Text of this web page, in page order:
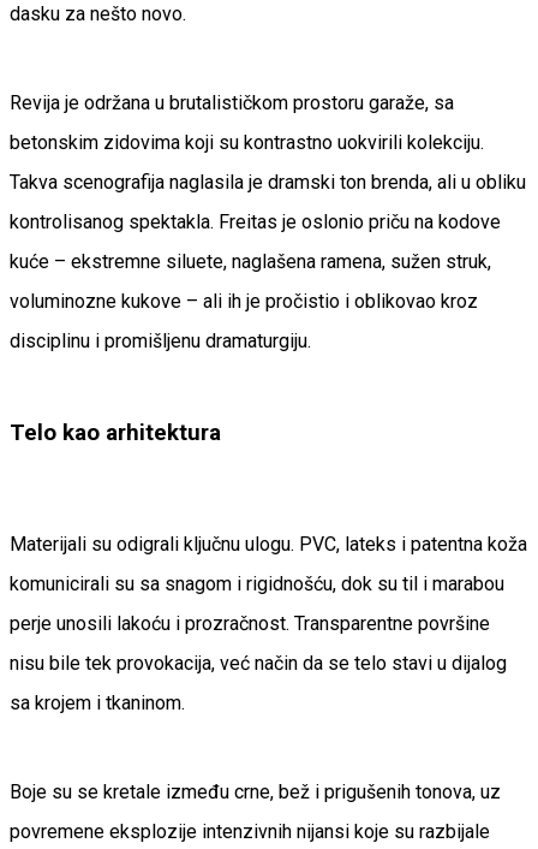
dasku za nešto novo.
Revija je održana u brutalističkom prostoru garaže, sa
betonskim zidovima koji su kontrastno uokvirili kolekciju.
Takva scenografija naglasila je dramski ton brenda, ali u obliku
kontrolisanog spektakla. Freitas je oslonio priču na kodove
kuće – ekstremne siluete, naglašena ramena, sužen struk,
voluminozne kukove – ali ih je pročistio i oblikovao kroz
disciplinu i promišljenu dramaturgiju.
Telo kao arhitektura
Materijali su odigrali ključnu ulogu. PVC, lateks i patentna koža
komunicirali su sa snagom i rigidnošću, dok su til i marabou
perje unosili lakoću i prozračnost. Transparentne površine
nisu bile tek provokacija, već način da se telo stavi u dijalog
sa krojem i tkaninom.
Boje su se kretale između crne, bež i prigušenih tonova, uz
povremene eksplozije intenzivnih nijansi koje su razbijale